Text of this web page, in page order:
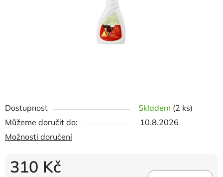
Dostupnost Skladem (2 ks)
Můžeme doručit do:
10.8.2026
Možnosti doručení
310 Kč